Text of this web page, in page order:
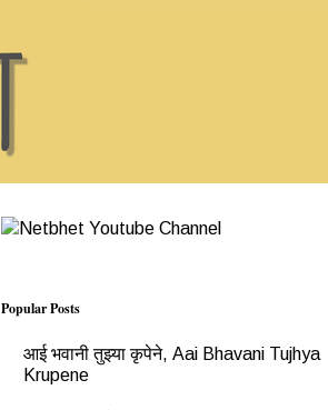
Popular Posts
आई भवानी तुझ्या कृपेने, Aai Bhavani Tujhya
Krupene